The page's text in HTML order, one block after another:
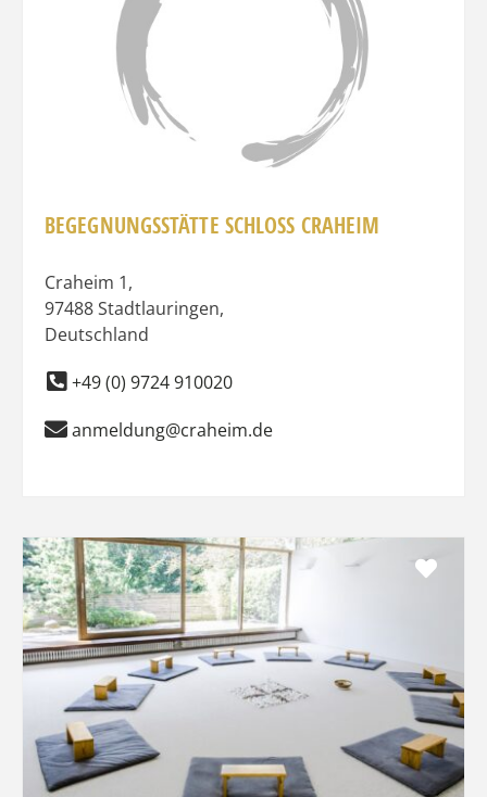
BEGEGNUNGSSTÄTTE SCHLOSS CRAHEIM
Craheim 1,
97488Stadtlauringen,
Deutschland
+49 (0) 9724 910020
anmeldung@craheim.de